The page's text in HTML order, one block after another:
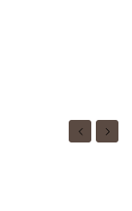
Previous
Next